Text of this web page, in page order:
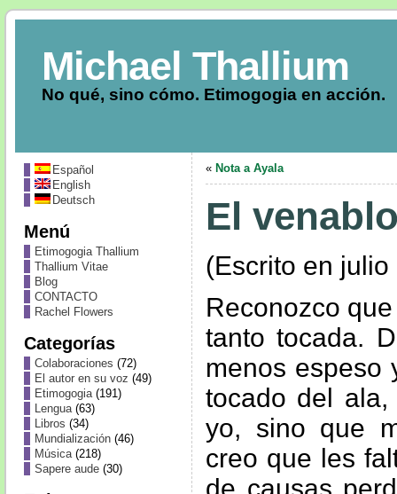
Michael Thallium
No qué, sino cómo. Etimogogia en acción.
Español
English
Deutsch
Menú
Etimogogia Thallium
Thallium Vitae
Blog
CONTACTO
Rachel Flowers
Categorías
Colaboraciones (72)
El autor en su voz (49)
Etimogogia(191)
Lengua(63)
Libros (34)
Mundialización(46)
Música(218)
Sapere aude(30)
« Nota a Ayala
El
(Escrito en
Reconozco
tanto tocada.
menos espeso
tocado del
yo, sino que
creo que les
de causas